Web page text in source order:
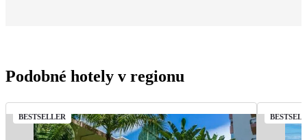
Podobné hotely v regionu
BESTSELLER